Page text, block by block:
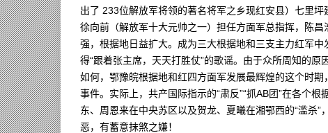
出了 233位解放军将领的著名将军之乡现红安县）七里
徐向前（解放军十大元帅之一）担任方面军总指挥，陈
强，根据地日益扩大。成为三大根据地和三支主力红军
得“跟着张主席，天天打胜仗”的歌谣。由于众所周知的
如何，鄂豫皖根据地和红四方面军发展最辉煌的这个时
事件。实际上，共产国际指示的“肃反”“抓AB团”在各个
东、周恩来在中央苏区以及贺龙、夏曦在湘鄂西的“滥杀
恶，有蓄意抹煞之嫌！